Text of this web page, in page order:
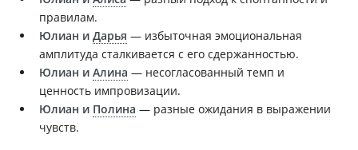
правилам.
Юлиан и Дарья — избыточная эмоциональная
амплитуда сталкивается с его сдержанностью.
Юлиан и Алина — несогласованный темп и
ценность импровизации.
Юлиан и Полина — разные ожидания в выражении
чувств.